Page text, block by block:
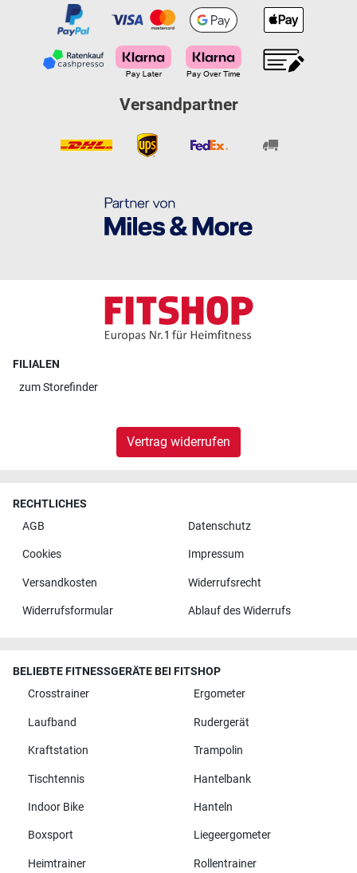
Versandpartner
FILIALEN
zumStorefinder
Vertrag widerrufen
RECHTLICHES
AGB
Datenschutz
Cookies Impressum
Versandkosten Widerrufsrecht
Widerrufsformular Ablauf des Widerrufs
BELIEBTE FITNESSGERÄTE BEI FITSHOP
Crosstrainer
Ergometer
Laufband Rudergerät
Kraftstation Trampolin
Tischtennis Hantelbank
Indoor Bike Hanteln
Boxsport Liegeergometer
Heimtrainer Rollentrainer